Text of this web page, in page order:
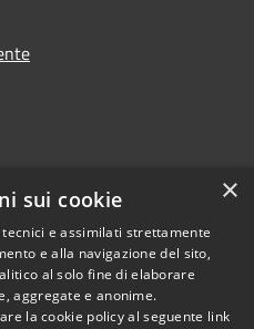
Copyright © 2021 • Città
×
sui cookie
e assimilati strettamente
e alla navigazione del sito,
al solo fine di elaborare
aggregate e anonime.
la cookie policy al seguente link